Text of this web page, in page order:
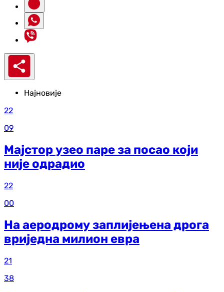
Најновије
22
09
Мајстор узео паре за посао који
није одрадио
22
00
На аеродрому заплијењена дрога
вриједна милион евра
21
38